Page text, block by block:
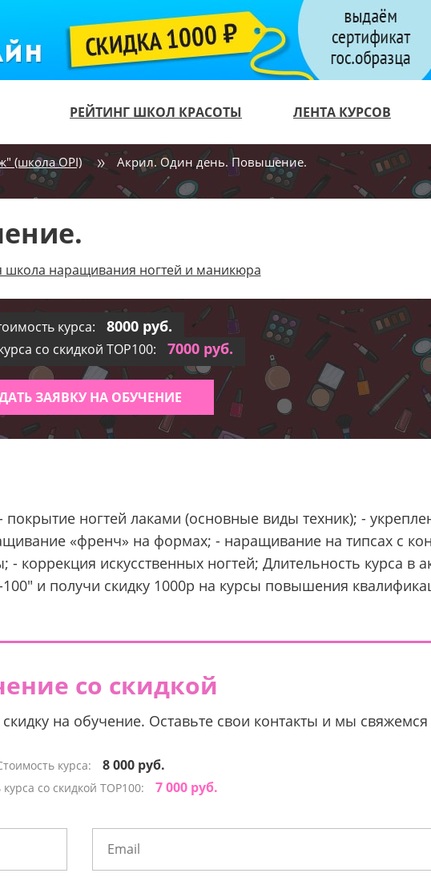
РЕЙТИНГ ШКОЛ КРАСОТЫ ЛЕНТА КУРСОВ
(школа OPI) Акрил. Один день. Повышение.
наращивания ногтей и маникюра
курса: 8000 руб.
со скидкой TOP100: 7000 руб.
ЗАЯВКУ НА ОБУЧЕНИЕ
ногтей лаками (основные виды техник); -
«френч» на формах; - наращивание на типсах с
коррекция искусственных ногтей; Длительность курса в
и получи скидку 1000р на курсы повышения
со скидкой
на обучение. Оставьте свои контакты и мы
курса: 8 000 руб.
со скидкой TOP100: 7 000 руб.